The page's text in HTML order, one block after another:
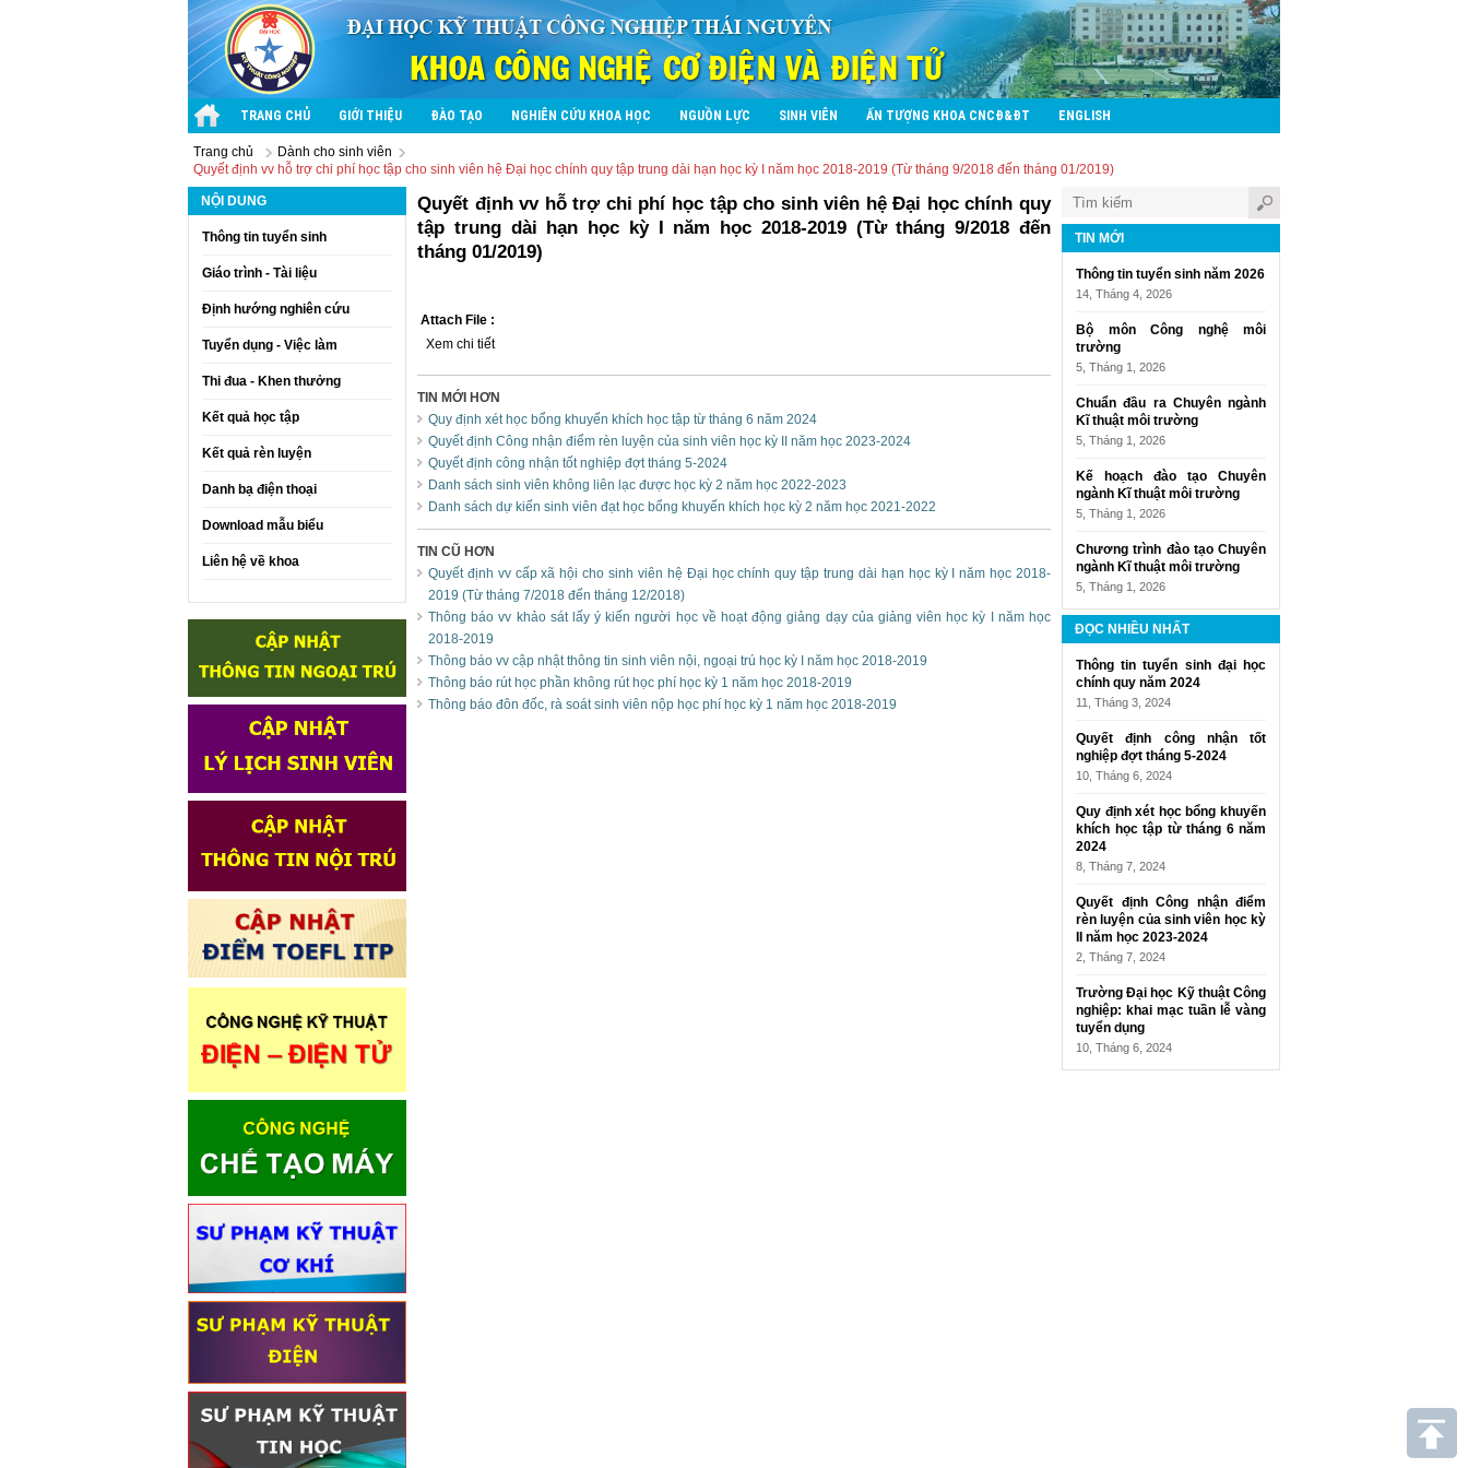
TRANG CHỦ GIỚI THIỆU ĐÀO TẠO NGHIÊN CỨU KHOA HỌC NGUỒN LỰC SINH VIÊN ẤN TƯỢNG KHOA CNCĐ&ĐT ENGLISH
Trang chủ
Dành cho sinh viên
Quyết định vv hỗ trợ chi phí học tập cho sinh viên hệ Đại học chính quy tập trung dài hạn học kỳ I năm học 2018-2019 (Từ tháng 9/2018 đến tháng 01/2019)
NỘI DUNG
Thông tin tuyển sinh
Giáo trình - Tài liệu
Định hướng nghiên cứu
Tuyển dụng - Việc làm
Thi đua - Khen thưởng
Kết quả học tập
Kết quả rèn luyện
Danh bạ điện thoại
Download mẫu biểu
Liên hệ về khoa
Quyết định vv hỗ trợ chi phí học tập cho sinh viên hệ Đại học chính quy
tập trung dài hạn học kỳ I năm học 2018-2019 (Từ tháng 9/2018 đến
tháng 01/2019)
Attach File :
Xem chi tiết
TIN MỚI HƠN
Quy định xét học bổng khuyến khích học tập từ tháng 6 năm 2024
Quyết định Công nhận điểm rèn luyện của sinh viên học kỳ II năm học 2023-2024
Quyết định công nhận tốt nghiệp đợt tháng 5-2024
Danh sách sinh viên không liên lạc được học kỳ 2 năm học 2022-2023
Danh sách dự kiến sinh viên đạt học bổng khuyến khích học kỳ 2 năm học 2021-2022
TIN CŨ HƠN
Quyết định vv cấp xã hội cho sinh viên hệ Đại học chính quy tập trung dài hạn học kỳ I năm học 2018-
2019 (Từ tháng 7/2018 đến tháng 12/2018)
Thông báo vv khảo sát lấy ý kiến người học về hoạt động giảng dạy của giảng viên học kỳ I năm học
2018-2019
Thông báo vv cập nhật thông tin sinh viên nội, ngoại trú học kỳ I năm học 2018-2019
Thông báo rút học phần không rút học phí học kỳ 1 năm học 2018-2019
Thông báo đôn đốc, rà soát sinh viên nộp học phí học kỳ 1 năm học 2018-2019
TIN MỚI
Thông tin tuyển sinh năm 2026
14, Tháng 4, 2026
Bộ môn Công nghệ môi
trường
5, Tháng 1, 2026
Chuẩn đầu ra Chuyên ngành
Kĩ thuật môi trường
5, Tháng 1, 2026
Kế hoạch đào tạo Chuyên
ngành Kĩ thuật môi trường
5, Tháng 1, 2026
Chương trình đào tạo Chuyên
ngành Kĩ thuật môi trường
5, Tháng 1, 2026
ĐỌC NHIỀU NHẤT
Thông tin tuyển sinh đại học
chính quy năm 2024
11, Tháng 3, 2024
Quyết định công nhận tốt
nghiệp đợt tháng 5-2024
10, Tháng 6, 2024
Quy định xét học bổng khuyến
khích học tập từ tháng 6 năm
2024
8, Tháng 7, 2024
Quyết định Công nhận điểm
rèn luyện của sinh viên học kỳ
II năm học 2023-2024
2, Tháng 7, 2024
Trường Đại học Kỹ thuật Công
nghiệp: khai mạc tuần lễ vàng
tuyển dụng
10, Tháng 6, 2024